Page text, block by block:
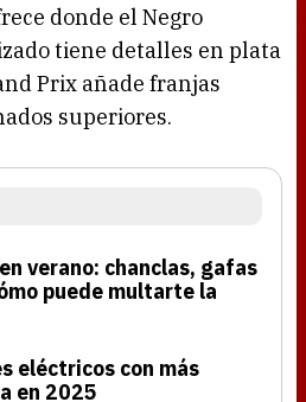
donde el Negro
tiene detalles en plata
Prix añade franjas
superiores.
verano: chanclas, gafas
puede multarte la
eléctricos con más
en 2025